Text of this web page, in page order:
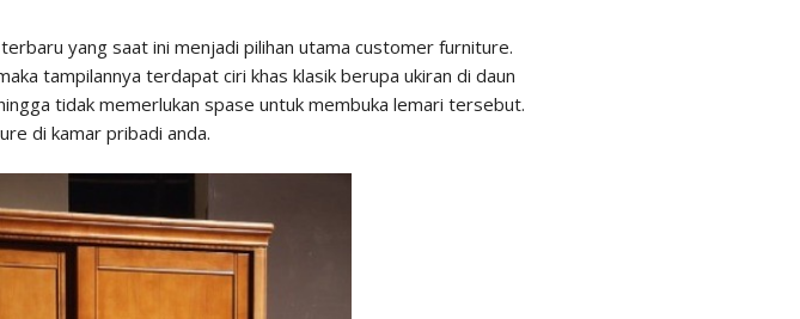
yang saat ini menjadi pilihan utama customer furniture.
tampilannya terdapat ciri khas klasik berupa ukiran di daun
tidak memerlukan spase untuk membuka lemari tersebut.
di kamar pribadi anda.